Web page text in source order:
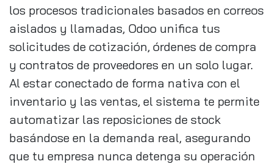
los procesos tradicionales basados en correos
aislados y llamadas, Odoo unifica tus
solicitudes de cotización, órdenes de compra
y contratos de proveedores en un solo lugar.
Al estar conectado de forma nativa con el
inventario y las ventas, el sistema te permite
automatizar las reposiciones de stock
basándose en la demanda real, asegurando
que tu empresa nunca detenga su operación